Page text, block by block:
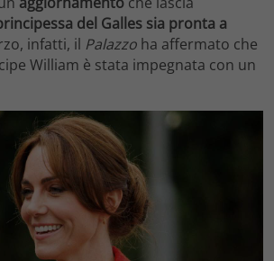
del Galles sia pronta a
infatti, il Palazzo ha affermato che
William è stata impegnata con un